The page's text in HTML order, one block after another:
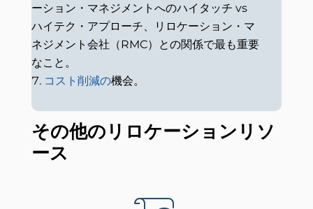
ーション・マネジメントへのハイタッチ vs
ハイテク・アプローチ、リロケーション・マ
ネジメント会社（RMC）との関係で最も重要
なこと。
コスト削減の機会。
その他のリロケーションリソ
ース